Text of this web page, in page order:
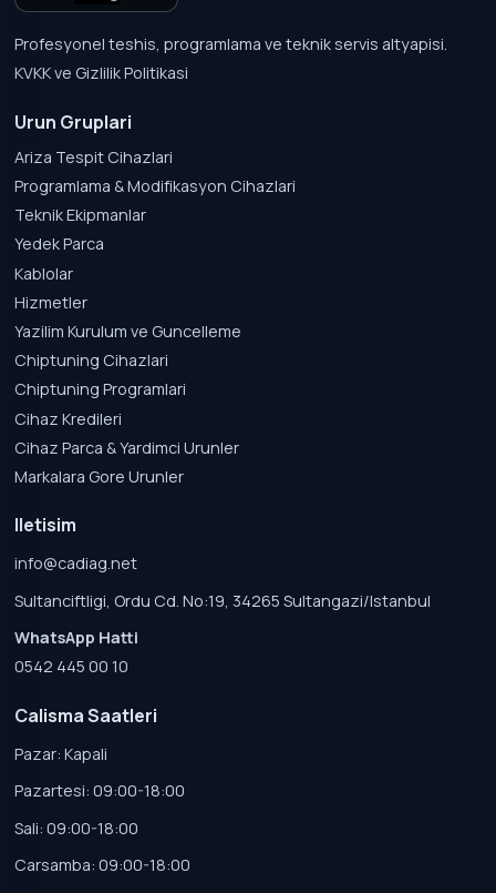
Profesyonel teshis, programlama ve teknik servis altyapisi.
KVKK ve Gizlilik Politikasi
Urun Gruplari
Ariza Tespit Cihazlari
Programlama & Modifikasyon Cihazlari
Teknik Ekipmanlar
Yedek Parca
Kablolar
Hizmetler
Yazilim Kurulum ve Guncelleme
Chiptuning Cihazlari
Chiptuning Programlari
Cihaz Kredileri
Cihaz Parca & Yardimci Urunler
Markalara Gore Urunler
Iletisim
info@cadiag.net
Sultanciftligi, Ordu Cd. No:19, 34265 Sultangazi/Istanbul
WhatsApp Hatti
0542 445 00 10
Calisma Saatleri
Pazar: Kapali
Pazartesi: 09:00-18:00
Sali: 09:00-18:00
Carsamba: 09:00-18:00